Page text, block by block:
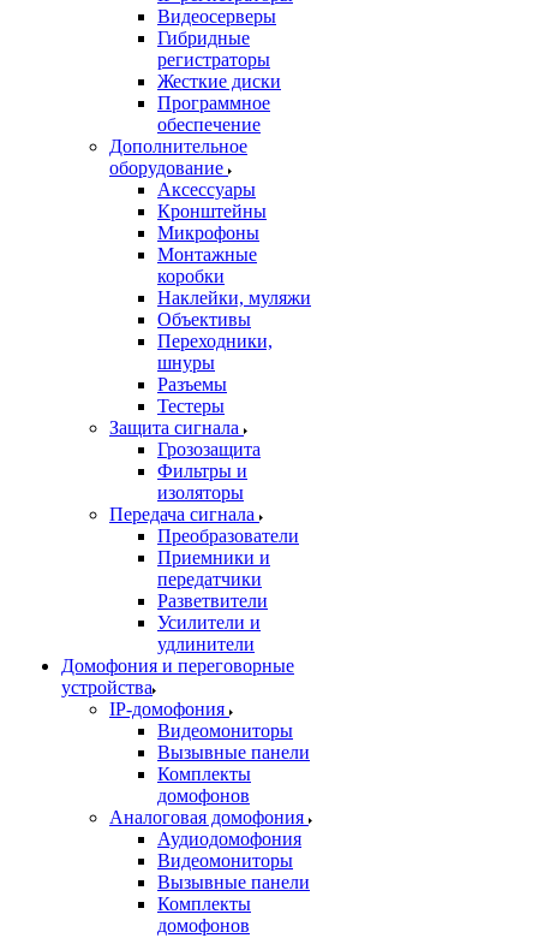
Видеосерверы
Гибридные
регистраторы
Жесткие диски
Программное
обеспечение
Дополнительное
оборудование
Аксессуары
Кронштейны
Микрофоны
Монтажные
коробки
Наклейки, муляжи
Объективы
Переходники,
шнуры
Разъемы
Тестеры
Защита сигнала
Грозозащита
Фильтры и
изоляторы
Передача сигнала
Преобразователи
Приемники и
передатчики
Разветвители
Усилители и
удлинители
Домофония и переговорные
устройства
IP-домофония
Видеомониторы
Вызывные панели
Комплекты
домофонов
Аналоговая домофония
Аудиодомофония
Видеомониторы
Вызывные панели
Комплекты
домофонов